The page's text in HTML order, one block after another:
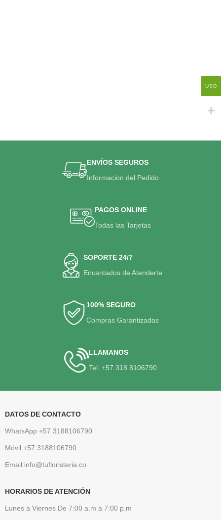
ENVÍOS SEGUROS
Informacion del Pedido
PAGOS ONLINE
Todas las Tarjetas
SOPORTE 24/7
Encantados de Atenderte
100% SEGURO
Compras Garantizadas
LLAMANOS
Tel: +57 318 8106790
DATOS DE CONTACTO
WhatsApp +57 3188106790
Móvil:+57 3188106790
Email:info@tufloristeria.co
HORARIOS DE ATENCIÓN
Lunes a Viernes De 7:00 a.m a 7:00 p.m
USD